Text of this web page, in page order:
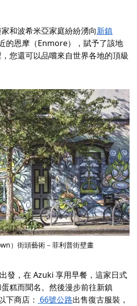
和波希米亞家庭紛紛湧向新鎮
的恩摩（Enmore），賦予了該地
您還可以品嚐來自世界各地的頂級
）街頭藝術－菲利普街壁畫
發，在 Azuki 享用早餐，這家日式
糕而聞名。然後漫步前往新鎮
下商店： 66號公路出售復古服裝，